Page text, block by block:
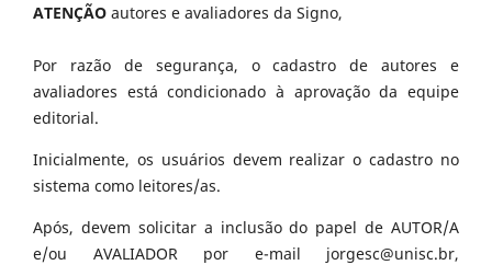
ATENÇÃO autores e avaliadores da Signo,
Por razão de segurança, o cadastro de autores e
avaliadores está condicionado à aprovação da equipe
editorial.
Inicialmente, os usuários devem realizar o cadastro no
sistema como leitores/as.
Após, devem solicitar a inclusão do papel de AUTOR/A
e/ou AVALIADOR por e-mail jorgesc@unisc.br,